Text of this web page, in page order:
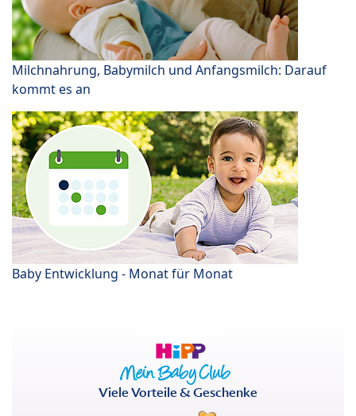
Milchnahrung, Babymilch und Anfangsmilch: Darauf
kommt es an
Baby Entwicklung - Monat für Monat
Viele Vorteile & Geschenke